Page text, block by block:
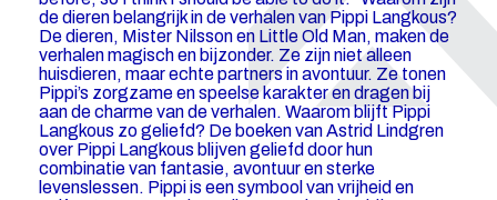
de dieren belangrijk in de verhalen van Pippi Langkous?
De dieren, Mister Nilsson en Little Old Man, maken de
verhalen magisch en bijzonder. Ze zijn niet alleen
huisdieren, maar echte partners in avontuur. Ze tonen
Pippi’s zorgzame en speelse karakter en dragen bij
aan de charme van de verhalen. Waarom blijft Pippi
Langkous zo geliefd? De boeken van Astrid Lindgren
over Pippi Langkous blijven geliefd door hun
combinatie van fantasie, avontuur en sterke
levenslessen. Pippi is een symbool van vrijheid en